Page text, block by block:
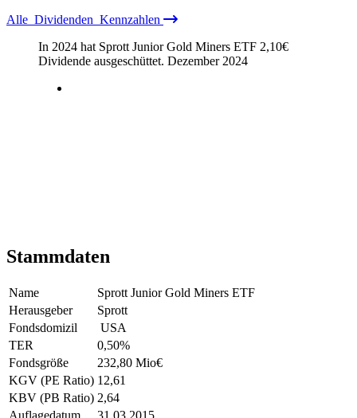
Alle Dividenden Kennzahlen
In 2024 hat Sprott Junior Gold Miners ETF 2,10€
Dividende ausgeschüttet. Dezember 2024
Stammdaten
Name
Sprott Junior Gold Miners ETF
Herausgeber
Sprott
Fondsdomizil
USA
TER
0,50%
Fondsgröße
232,80 Mio€
KGV (PE Ratio) 12,61
KBV (PB Ratio) 2,64